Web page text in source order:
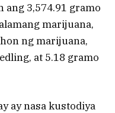
ang 3,574.91 gramo
marijuana,
ng marijuana,
at 5.18 gramo
ay nasa kustodiya